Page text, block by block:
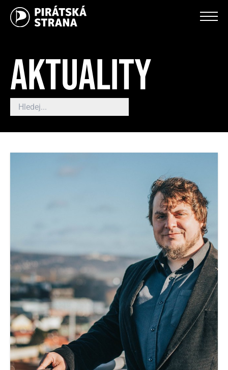
AKTUALITY